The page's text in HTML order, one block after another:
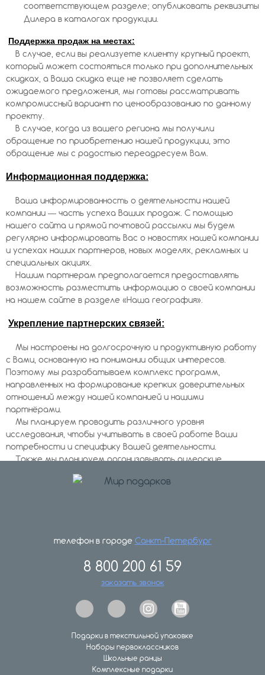
соответствующем разделе; опубликовать реквизиты
Дилера в каталогах продукции.
Поддержка продаж на местах:
В случае, если вы реализуете клиенту крупный проект,
который может состояться только при дополнительных
скидках, а Ваша скидка еще не позволяет сделать
ожидаемого предложения, мы готовы рассматривать
компромиссный вариант по ценообразованию по данному
проекту.
В случае, когда из вашего региона мы получили
обращение по приобретению нашей продукции, это
обращение мы с радостью переадресуем Вам.
Информационная поддержка:
Ваша информированность о деятельности нашей
компании — часть успеха Ваших продаж. С помощью
нашего сайта и прямой почтовой рассылки мы будем
регулярно информировать Вас о новостях нашей компании
и успехах наших партнеров, новых моделях, рекламных и
специальных акциях.
Нашим партнерам предполагается предоставлять
возможность разместить информацию о своей компании
на нашем сайте в разделе «Наша география».
Укрепление партнерских связей:
Мы настроены на долгосрочную и продуктивную работу
с Вами, основанную на понимании общих интересов.
Поэтому мы разрабатываем комплекс программ,
направленных на формирование крепких доверительных
отношений между нашей компанией и нашими
партнёрами.
Мы планируем проводить различного уровня
исследования, чтобы учитывать в своей работе Ваши
потребности и специфику Вашей деятельности.
Также мы планируем организовывать дилерские
региональными представителями.
Если Вас заинтересовали наши условия,
пожалуйста, позвоните нам тел. +7 (342) 258-39-59
info@podarkiperm.ru
телефон в городе Санкт-Петербург
8 800 200 61 59
заказать звонок
Подарки в текстильной упаковке
Наборы первоклассников
Школьные ранцы
Комплексные подарки